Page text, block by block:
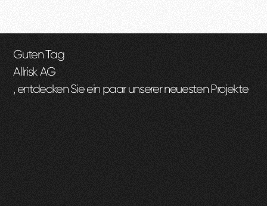
Guten Tag
Allrisk AG
, entdecken Sie ein paar unserer neuesten Projekte